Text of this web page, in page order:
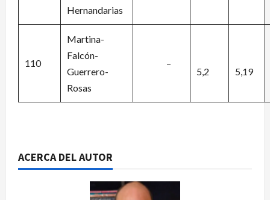
Hernandarias
110
Martina-
Falcón-
Guerrero-
Rosas
–
5,2 5,19
ACERCA DEL AUTOR